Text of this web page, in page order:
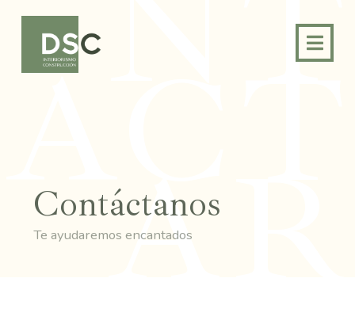
ACT
AR
Contáctanos
Te ayudaremos encantados